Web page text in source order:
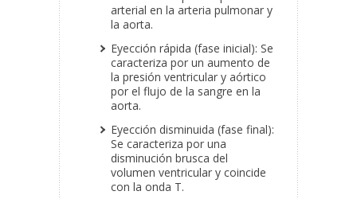
arterial en la arteria pulmonar y
la aorta.
Eyección rápida (fase inicial): Se
caracteriza por un aumento de
la presión ventricular y aórtico
por el flujo de la sangre en la
aorta.
Eyección disminuida (fase final):
Se caracteriza por una
disminución brusca del
volumen ventricular y coincide
con la onda T.